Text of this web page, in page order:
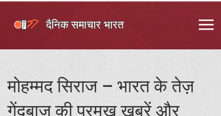
मोहम्मद सिराज – भारत के तेज़
गेंदबाज़ की प्रमुख ख़बरें और